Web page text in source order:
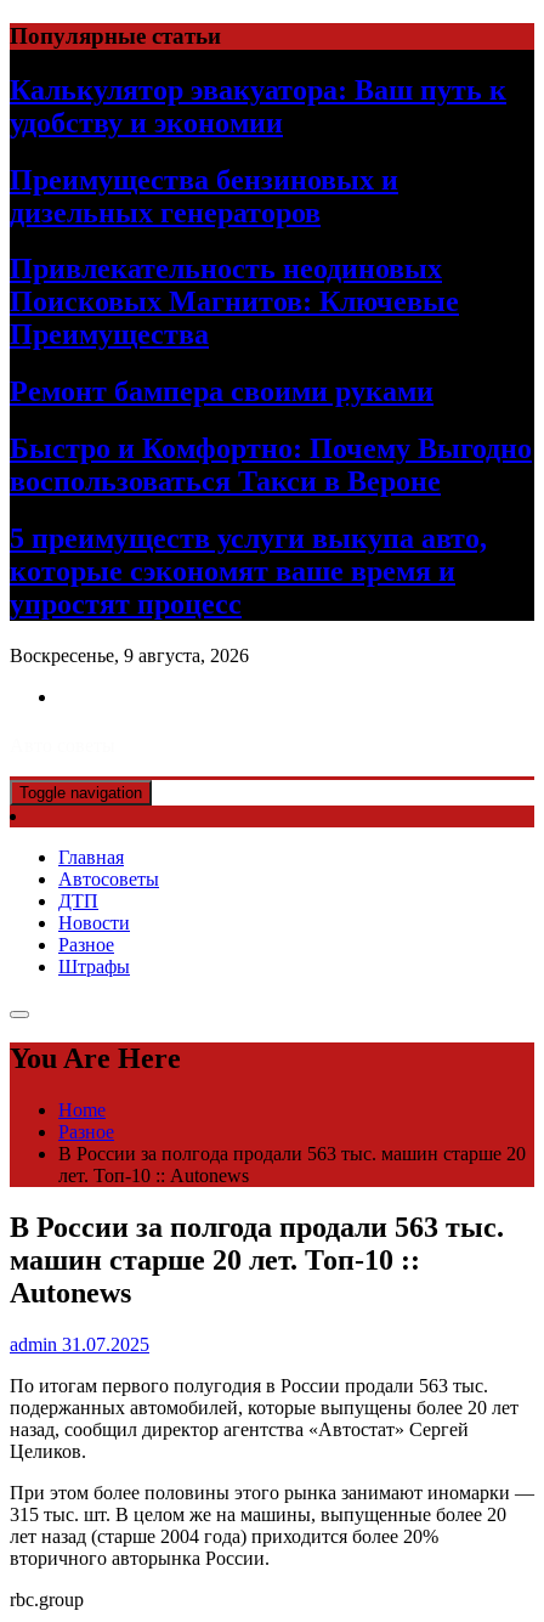
Skip
to
content
Популярные статьи
Калькулятор эвакуатора: Ваш путь к
удобству и экономии
Преимущества бензиновых и
дизельных генераторов
Привлекательность неодиновых
Поисковых Магнитов: Ключевые
Преимущества
Ремонт бампера своими руками
Быстро и Комфортно: Почему Выгодно
воспользоваться Такси в Вероне
5 преимуществ услуги выкупа авто,
которые сэкономят ваше время и
упростят процесс
Воскресенье, 9 августа, 2026
Toggle navigation
Главная
Автосоветы
ДТП
Новости
Разное
Штрафы
You Are Here
Home
Разное
В России за полгода продали 563 тыс. машин старше 20
лет. Топ-10 :: Autonews
В России за полгода продали 563 тыс.
машин старше 20 лет. Топ-10 ::
Autonews
admin 31.07.2025
По итогам первого полугодия в России продали 563 тыс.
подержанных автомобилей, которые выпущены более 20 лет
назад, сообщил директор агентства «Автостат» Сергей
Целиков.
При этом более половины этого рынка занимают иномарки —
315 тыс. шт. В целом же на машины, выпущенные более 20
лет назад (старше 2004 года) приходится более 20%
вторичного авторынка России.
rbc.group